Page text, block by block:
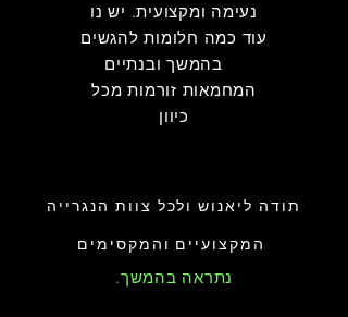
נעימה ומקצועית. יש נו
עוד כמה חלומות להגשים
בהמשך ובנתיים
המחמאות זורמות מכל
כיוון
תודה ליאנוש ולכל צוות הנגרייה
.נתראה בהמשך